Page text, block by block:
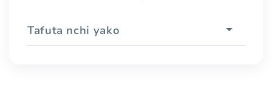
Tafuta nchi yako